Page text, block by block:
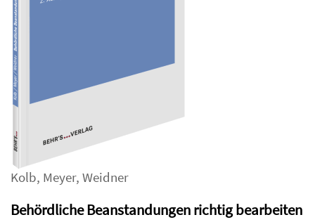
Kolb, Meyer, Weidner
Behördliche Beanstandungen richtig bearbeiten